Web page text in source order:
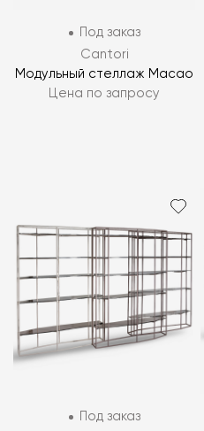
Под заказ
Cantori
Модульный стеллаж Macao
Цена по запросу
Под заказ